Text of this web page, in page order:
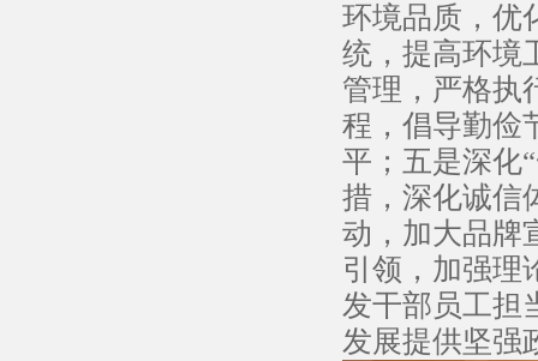
环境品质，优
统，提高环境
管理，严格执
程，倡导勤俭
平；五是深化
措，深化诚信
动，加大品牌
引领，加强理
发干部员工担
发展提供坚强